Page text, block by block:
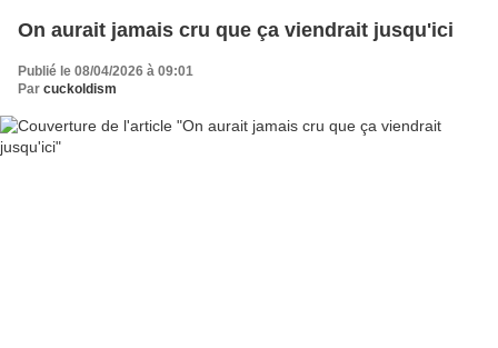
On aurait jamais cru que ça viendrait jusqu'ici
Publié le 08/04/2026 à 09:01
Par cuckoldism